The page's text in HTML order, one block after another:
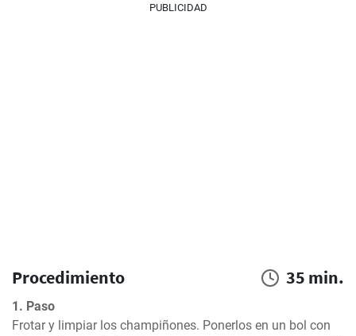
PUBLICIDAD
Procedimiento 35 min.
1. Paso
Frotar y limpiar los champiñones. Ponerlos en un bol con